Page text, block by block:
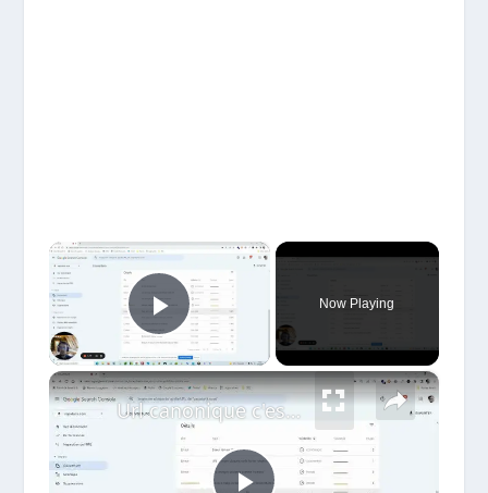
×
Play Video
Now Playing
×
Url canonique c'est quoi - Comment les vérifier avec la Google Search Console